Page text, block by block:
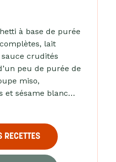
à base de purée
lait
sauce crudités
peu de purée de
miso,
et sésame blanc…
RECETTES